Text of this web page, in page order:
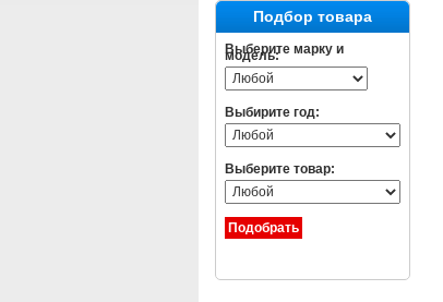
Подбор товара
Выберите марку и
модель:
Выбирите год:
Выберите товар: